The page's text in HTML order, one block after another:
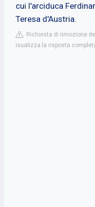
cui l'arciduca
Teresa d'Austria.
Richiesta di rimozione
isualizza la risposta